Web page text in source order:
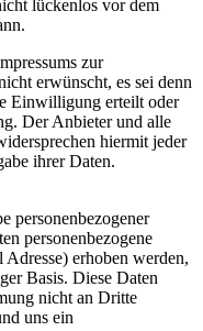
lückenlos vor dem
zur
erwünscht, es sei denn
Einwilligung erteilt oder
Der Anbieter und alle
hiermit jeder
ihrer Daten.
personenbezogener
personenbezogene
erhoben werden,
Basis. Diese Daten
nicht an Dritte
uns ein